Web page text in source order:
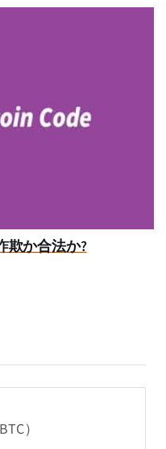
欺か合法か?
）